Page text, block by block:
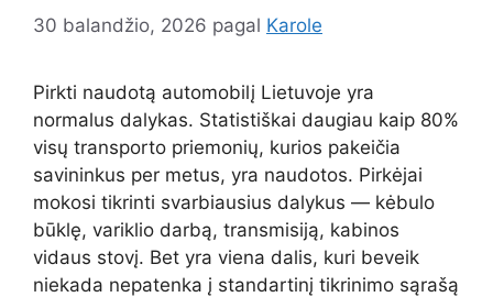
30 balandžio, 2026 pagal Karole
Pirkti naudotą automobilį Lietuvoje yra
normalus dalykas. Statistiškai daugiau kaip 80%
visų transporto priemonių, kurios pakeičia
savininkus per metus, yra naudotos. Pirkėjai
mokosi tikrinti svarbiausius dalykus — kėbulo
būklę, variklio darbą, transmisiją, kabinos
vidaus stovį. Bet yra viena dalis, kuri beveik
niekada nepatenka į standartinį tikrinimo sąrašą